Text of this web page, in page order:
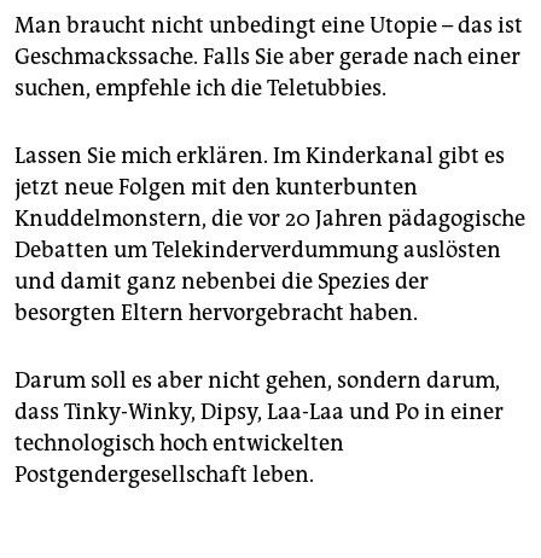
Man braucht nicht unbedingt eine Utopie – das ist
Geschmackssache. Falls Sie aber gerade nach einer
suchen, empfehle ich die Teletubbies.
Lassen Sie mich erklären. Im Kinderkanal gibt es
jetzt neue Folgen mit den kunterbunten
Knuddelmonstern, die vor 20 Jahren pädagogische
Debatten um Telekinderverdummung auslösten
und damit ganz nebenbei die Spezies der
besorgten Eltern hervorgebracht haben.
Darum soll es aber nicht gehen, sondern darum,
dass Tinky-Winky, Dipsy, Laa-Laa und Po in einer
technologisch hoch entwickelten
Postgendergesellschaft leben.